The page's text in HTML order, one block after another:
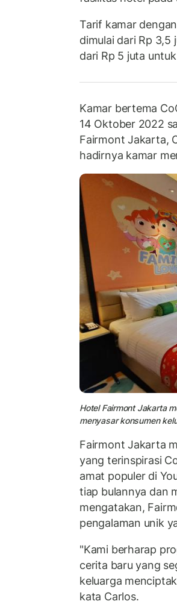
Tarif kamar
dimulai dari Rp 3,5
dari Rp 5 juta
Kamar bertema
14 Oktober 2022
Fairmont Jakarta,
hadirnya kamar
Hotel Fairmont Jakarta
menyasar konsumen
Fairmont Jakarta
yang terinspirasi
amat populer di
tiap bulannya dan
mengatakan,
pengalaman unik
"Kami berharap
cerita baru yang
keluarga
kata Carlos.